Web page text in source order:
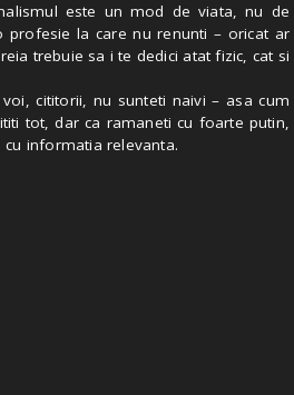
este un mod de viata, nu de
profesie la care nu renunti – oricat ar
trebuie sa i te dedici atat fizic, cat si
cititorii, nu sunteti naivi – asa cum
tot, dar ca ramaneti cu foarte putin,
cu informatia relevanta.